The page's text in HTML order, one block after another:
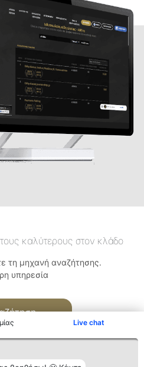
Live chat
καλύτερους στον κλάδο
τη μηχανή αναζήτησης.
υπηρεσία